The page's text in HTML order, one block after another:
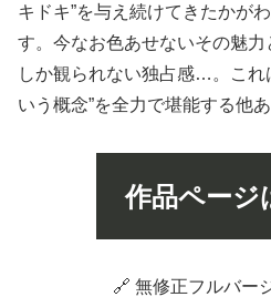
キドキ”を与え続けてきたかが
す。今なお色あせないその魅
しか観られない独占感…。これ
いう概念”を全力で堪能する他
作品ページ
🔗 無修正フルバー